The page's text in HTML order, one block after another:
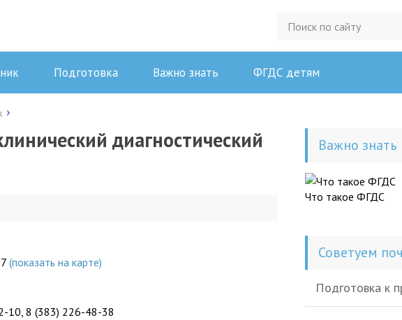
Подготовка Важно знать ФГДС детям
диагностический
(показать на карте)
10, 8 (383) 226-48-38
Важно знать
Что такое ФГДС
Советуем
Подготовка к